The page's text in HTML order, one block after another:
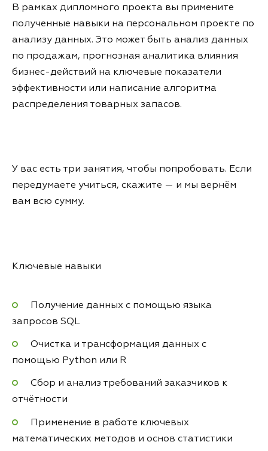
В рамках дипломного проекта вы примените
полученные навыки на персональном проекте по
анализу данных. Это может быть анализ данных
по продажам, прогнозная аналитика влияния
бизнес-действий на ключевые показатели
эффективности или написание алгоритма
распределения товарных запасов.
У вас есть три занятия, чтобы попробовать. Если
передумаете учиться, скажите — и мы вернём
вам всю сумму.
Ключевые навыки
Получение данных с помощью языка
запросов SQL
Очистка и трансформация данных с
помощью Python или R
Сбор и анализ требований заказчиков к
отчётности
Применение в работе ключевых
математических методов и основ статистики